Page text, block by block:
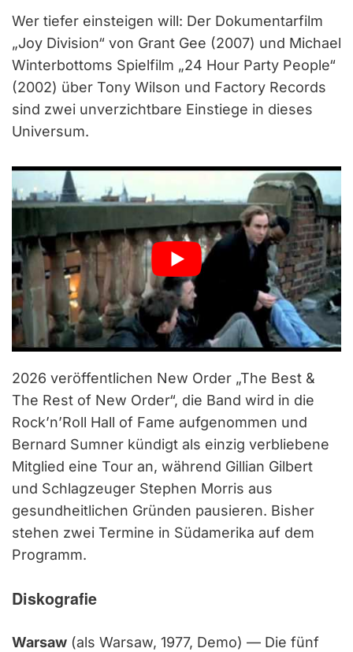
Wer tiefer einsteigen will: Der Dokumentarfilm
„Joy Division“ von Grant Gee (2007) und Michael
Winterbottoms Spielfilm „24 Hour Party People“
(2002) über Tony Wilson und Factory Records
sind zwei unverzichtbare Einstiege in dieses
Universum.
2026 veröffentlichen New Order „The Best &
The Rest of New Order“, die Band wird in die
Rock’n’Roll Hall of Fame aufgenommen und
Bernard Sumner kündigt als einzig verbliebene
Mitglied eine Tour an, während Gillian Gilbert
und Schlagzeuger Stephen Morris aus
gesundheitlichen Gründen pausieren. Bisher
stehen zwei Termine in Südamerika auf dem
Programm.
Diskografie
Warsaw (als Warsaw, 1977, Demo) — Die fünf